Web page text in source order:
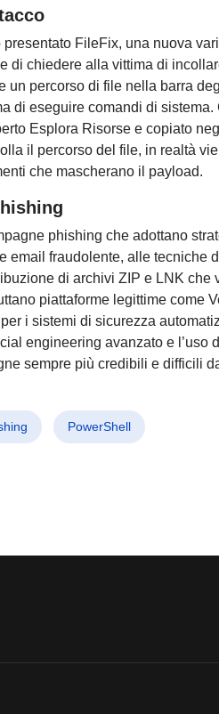
FileFix, una nuova
di chiedere alla vittima di
un percorso di file nella barra
di eseguire comandi di
Esplora Risorse e copiato
il percorso del file, in realtà
che mascherano il payload.
phishing che adottano
email fraudolente, alle tecniche
di archivi ZIP e LNK che
piattaforme legittime come
i sistemi di sicurezza
engineering avanzato e l’uso
sempre più credibili e difficili
PowerShell
Open Source e